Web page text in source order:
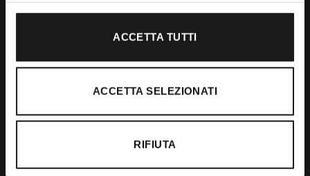
ACCETTA TUTTI
ACCETTA SELEZIONATI
RIFIUTA
Spedizioni